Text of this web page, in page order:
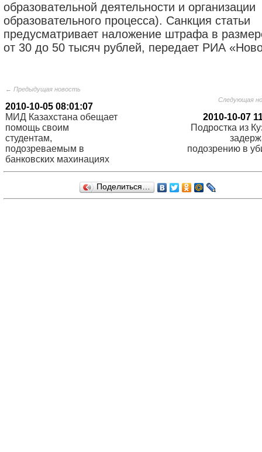
образовательной деятельности и организации
образовательного процесса). Санкция статьи
предусматривает наложение штрафа в
от 30 до 50 тысяч рублей, передает РИА
← Предыдущая новость
2010-10-05 08:01:07
МИД Казахстана обещает
помощь своим
студентам,
подозреваемым в
банковских махинациях
Следующая
2010-10-07
Подростка из
подозрению в
Поделиться…